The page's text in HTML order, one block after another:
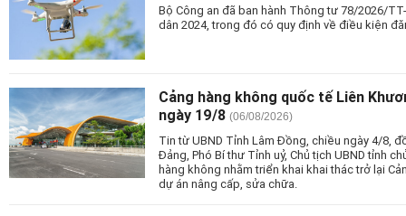
Bộ Công an đã ban hành Thông tư 78/2026/
dân 2024, trong đó có quy định về điều kiện
Cảng hàng không quốc tế Liên
ngày 19/8 (06/08/2026)
Tin từ UBND Tỉnh Lâm Đồng, chiều ngày 4/8,
Đảng, Phó Bí thư Tỉnh uỷ, Chủ tịch UBND tỉnh
hàng không nhằm triển khai khai thác trở lại
dự án nâng cấp, sửa chữa.